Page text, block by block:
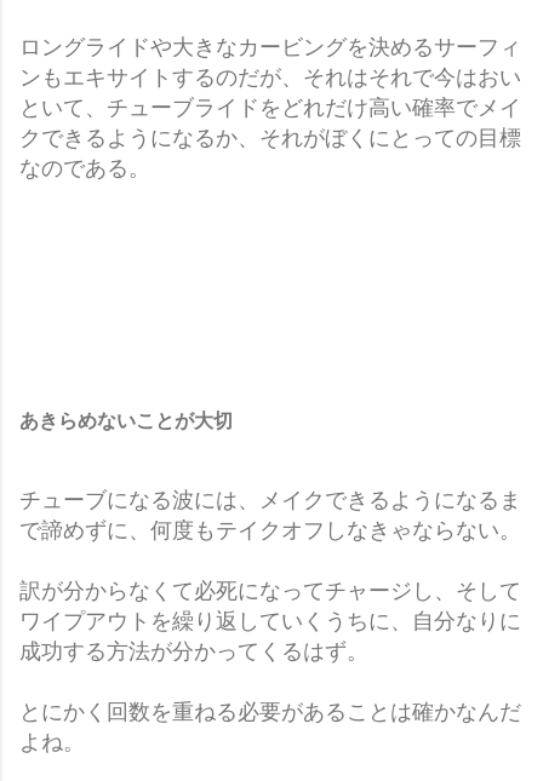
ロングライドや大きなカービングを決めるサーフィ
ンもエキサイトするのだが、それはそれで今はおい
といて、チューブライドをどれだけ高い確率でメイ
クできるようになるか、それがぼくにとっての目標
なのである。
あきらめないことが大切
チューブになる波には、メイクできるようになるま
で諦めずに、何度もテイクオフしなきゃならない。
訳が分からなくて必死になってチャージし、そして
ワイプアウトを繰り返していくうちに、自分なりに
成功する方法が分かってくるはず。
とにかく回数を重ねる必要があることは確かなんだ
よね。